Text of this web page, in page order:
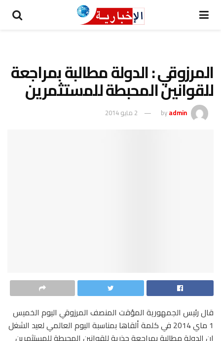
المرزوقي : الدولة مطالبة بمراجعة
للقوانين المحبطة للمستثمرين
byadmin 2 مايو 2014
قال رئيس الجمهورية المؤقت المنصف المرزوقي اليوم الخميس
1 ماي 2014 في كلمة ألقاها بمناسبة اليوم العالمي لعيد الشغل